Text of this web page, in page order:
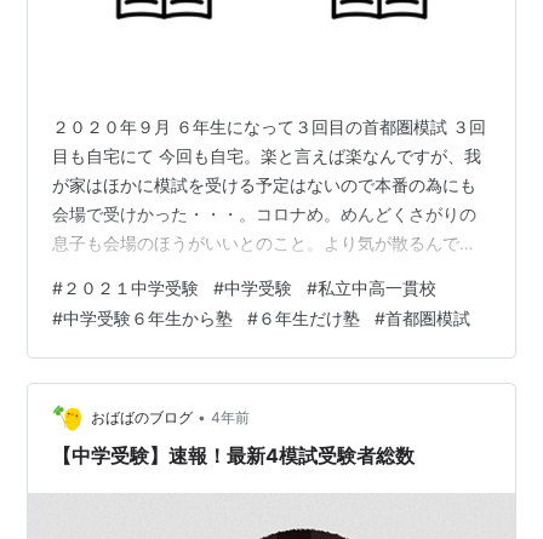
２０２０年９月 ６年生になって３回目の首都圏模試 ３回
目も自宅にて 今回も自宅。楽と言えば楽なんですが、我
が家はほかに模試を受ける予定はないので本番の為にも
会場で受けかった・・・。コロナめ。めんどくさがりの
息子も会場のほうがいいとのこと。より気が散るんでし
果？ 夏休みは毎日のように塾に通い、息子にしてはなか
なか頑張ったとは思いますが、受験生はみんなが頑張っ
ているし、成績なんて上がるんだろうか・・・と内心思
いながら受けたのがこの３回目の首都圏模試でした。 真
剣にバリバリ頑張った子が沢山いるに違いないし。『２
月の勝者』でもみ…
#２０２１中学受験 #中学受験 #私立中高一貫校
#中学受験６年生から塾 #６年生だけ塾 #首都圏模試
おばばのブログ • 4年前
【中学受験】速報！最新4模試受験者総数